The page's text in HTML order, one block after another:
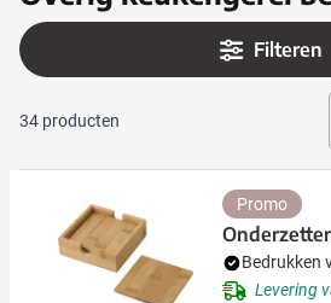
Filteren
34 producten
Promo
Bedrukken
Levering